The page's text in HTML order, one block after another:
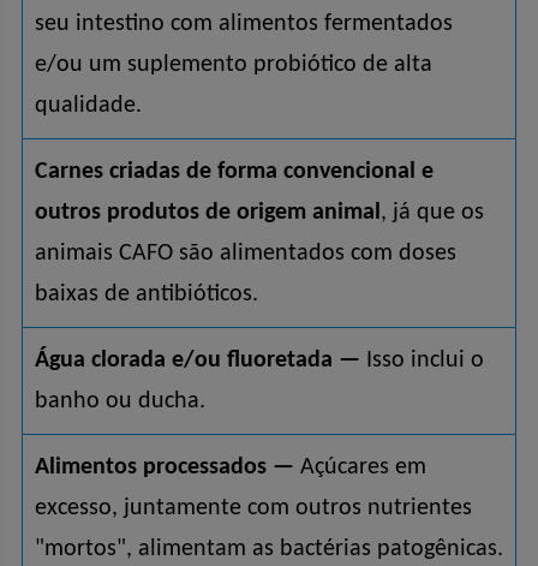
seu intestino com alimentos fermentados
e/ou um suplemento probiótico de alta
qualidade.
Carnes criadas de forma convencional e
outros produtos de origem animal, já que os
animais CAFO são alimentados com doses
baixas de antibióticos.
Água clorada e/ou fluoretada — Isso inclui o
banho ou ducha.
Alimentos processados — Açúcares em
excesso, juntamente com outros nutrientes
"mortos", alimentam as bactérias patogênicas.